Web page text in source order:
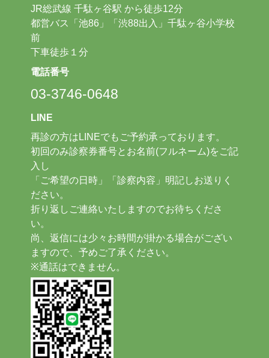
JR総武線 千駄ヶ谷駅 から徒歩12分
都営バス「池86」「渋88出入」千駄ヶ谷小学校
前
下車徒歩１分
電話番号
03-3746-0648
LINE
再診の方はLINEでもご予約承っております。
初回のみ診察券番号とお名前(フルネーム)をご記
入し
「ご希望の日時」「診察内容」明記しお送りく
ださい。
折り返しご連絡いたしますのでお待ちくださ
い。
尚、返信には少々お時間が掛かる場合がござい
ますので、予めご了承ください。
※通話はできません。